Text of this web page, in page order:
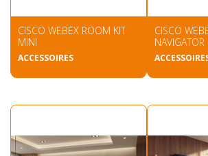
CISCO WEBEX ROOM KIT
MINI
ACCESSOIRES
CISCO
NAVIGATOR